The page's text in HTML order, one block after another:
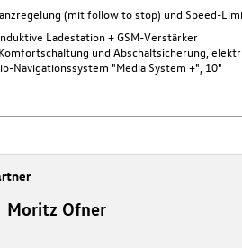
(mit follow to stop) und Speed-
Ladestation + GSM-Verstärker
und Abschaltsicherung,
Navigationssystem "Media System +", 10"
Moritz Ofner